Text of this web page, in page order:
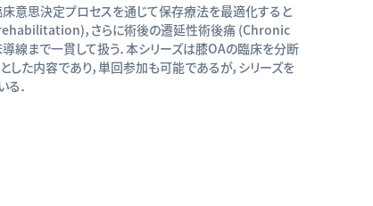
床意思決定プロセスを通じて保存療法を最適化すると
，さらに術後の遷延性術後痛 (Chronic
まで一貫して扱う．本シリーズは膝OAの臨床を分断
した内容であり，単回参加も可能であるが，シリーズを
．